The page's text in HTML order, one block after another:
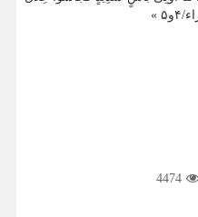
»
4474